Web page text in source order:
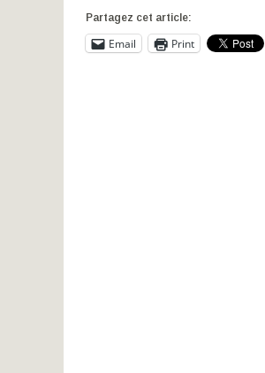
Partagez cet article:
Email Print